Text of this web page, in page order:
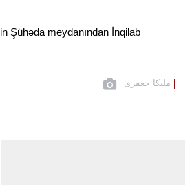
Şühəda meydanından İnqilab
ملیکا جعفری